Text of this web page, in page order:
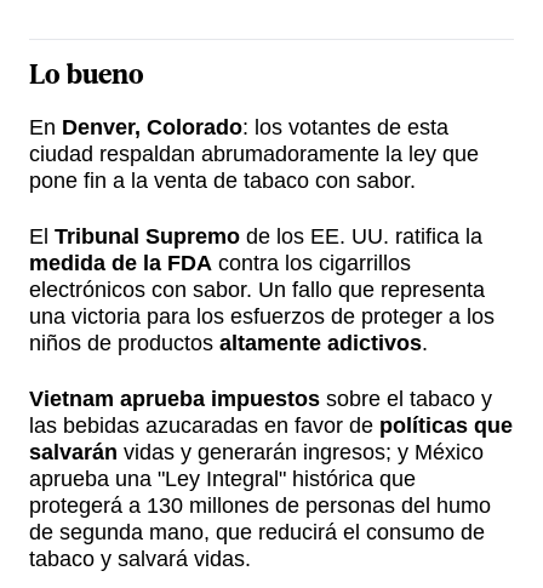
Lo bueno
En Denver, Colorado: los votantes de esta
ciudad respaldan abrumadoramente la ley que
pone fin a la venta de tabaco con sabor.
El Tribunal Supremo de los EE. UU. ratifica la
medida de la FDA contra los cigarrillos
electrónicos con sabor. Un fallo que representa
una victoria para los esfuerzos de proteger a los
niños de productos altamente adictivos.
Vietnam aprueba impuestos sobre el tabaco y
las bebidas azucaradas en favor de políticas que
salvarán vidas y generarán ingresos; y México
aprueba una "Ley Integral" histórica que
protegerá a 130 millones de personas del humo
de segunda mano, que reducirá el consumo de
tabaco y salvará vidas.